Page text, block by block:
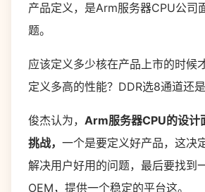
产品定义，是Arm服务器CPU公司
题。
应该定义多少核在产品上市的时候
定义多高的性能？DDR选8通道还是
俊杰认为， Arm服务器CPU的设计
挑战， 一个是要定义好产品，这决
解决用户好用的问题，最后要找到
OEM，提供一个稳定的平台这。